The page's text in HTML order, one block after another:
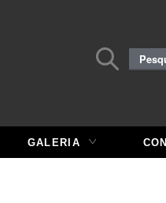
por:
GALERIA